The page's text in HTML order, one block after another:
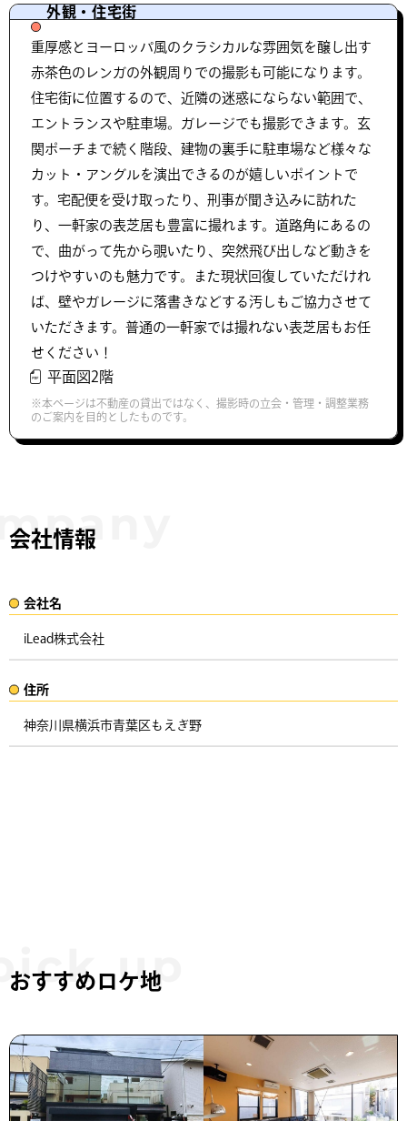
外観・住宅街
重厚感とヨーロッパ風のクラシカルな雰囲気を醸し出す
赤茶色のレンガの外観周りでの撮影も可能になります。
住宅街に位置するので、近隣の迷惑にならない範囲で、
エントランスや駐車場。ガレージでも撮影できます。玄
関ポーチまで続く階段、建物の裏手に駐車場など様々な
カット・アングルを演出できるのが嬉しいポイントで
す。宅配便を受け取ったり、刑事が聞き込みに訪れた
り、一軒家の表芝居も豊富に撮れます。道路角にあるの
で、曲がって先から覗いたり、突然飛び出しなど動きを
つけやすいのも魅力です。また現状回復していただけれ
ば、壁やガレージに落書きなどする汚しもご協力させて
いただきます。普通の一軒家では撮れない表芝居もお任
せください！
平面図2階
※本ページは不動産の貸出ではなく、撮影時の立会・管理・調整業務
のご案内を目的としたものです。
会社情報
会社名​
iLead株式会社
住所​​
神奈川県横浜市青葉区もえぎ野 ​
おすすめロケ地